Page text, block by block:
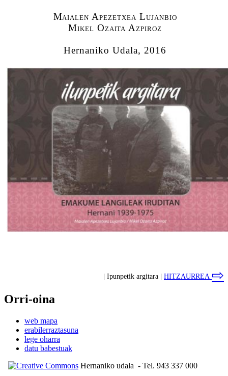
Maialen Apezetxea Lujanbio
Mikel Ozaita Azpiroz
Hernaniko Udala, 2016
| Ipunpetik argitara | HITZAURREA ⇨
Orri-oina
web mapa
erabilerraztasuna
lege oharra
datu babestuak
Hernaniko udala - Tel. 943 337 000